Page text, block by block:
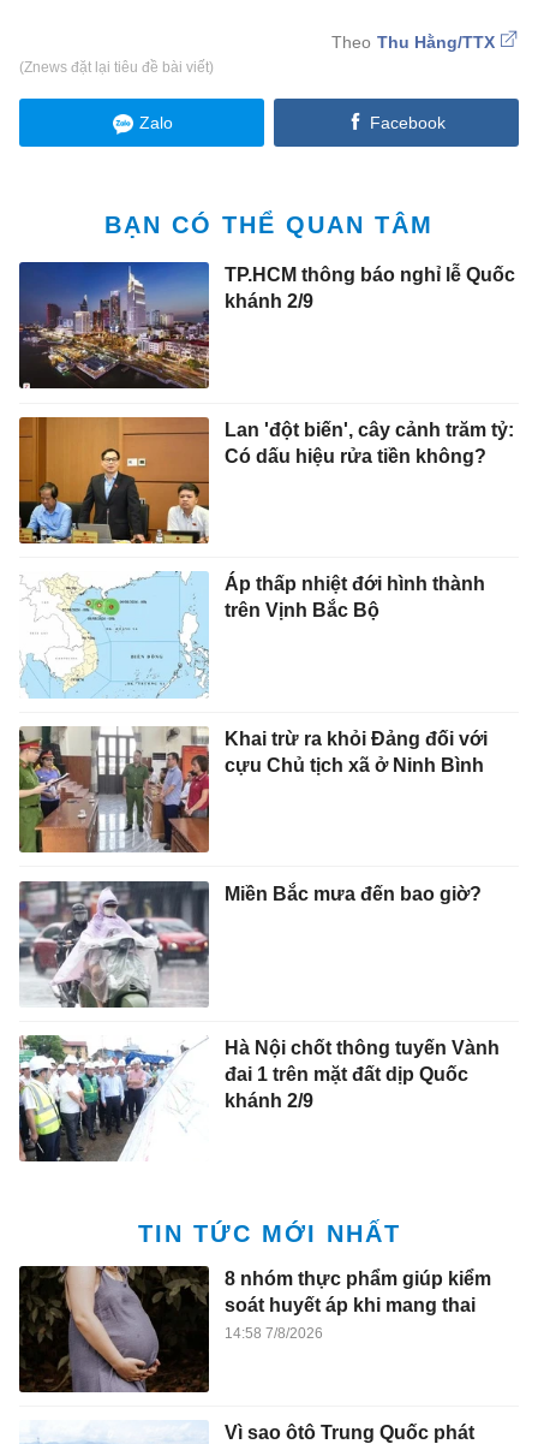
Thu Hằng/TTX
(Znews đặt lại tiêu đề bài viết)
Zalo Facebook
BẠN CÓ THỂ QUAN TÂM
TP.HCM thông báo nghỉ lễ Quốc
khánh 2/9
Lan 'đột biến', cây cảnh trăm tỷ:
Có dấu hiệu rửa tiền không?
Áp thấp nhiệt đới hình thành
trên Vịnh Bắc Bộ
Khai trừ ra khỏi Đảng đối với
cựu Chủ tịch xã ở Ninh Bình
Miền Bắc mưa đến bao giờ?
Hà Nội chốt thông tuyến Vành
đai 1 trên mặt đất dịp Quốc
khánh 2/9
TIN TỨC MỚI NHẤT
8 nhóm thực phẩm giúp kiểm
soát huyết áp khi mang thai
14:58 7/8/2026
Vì sao ôtô Trung Quốc phát